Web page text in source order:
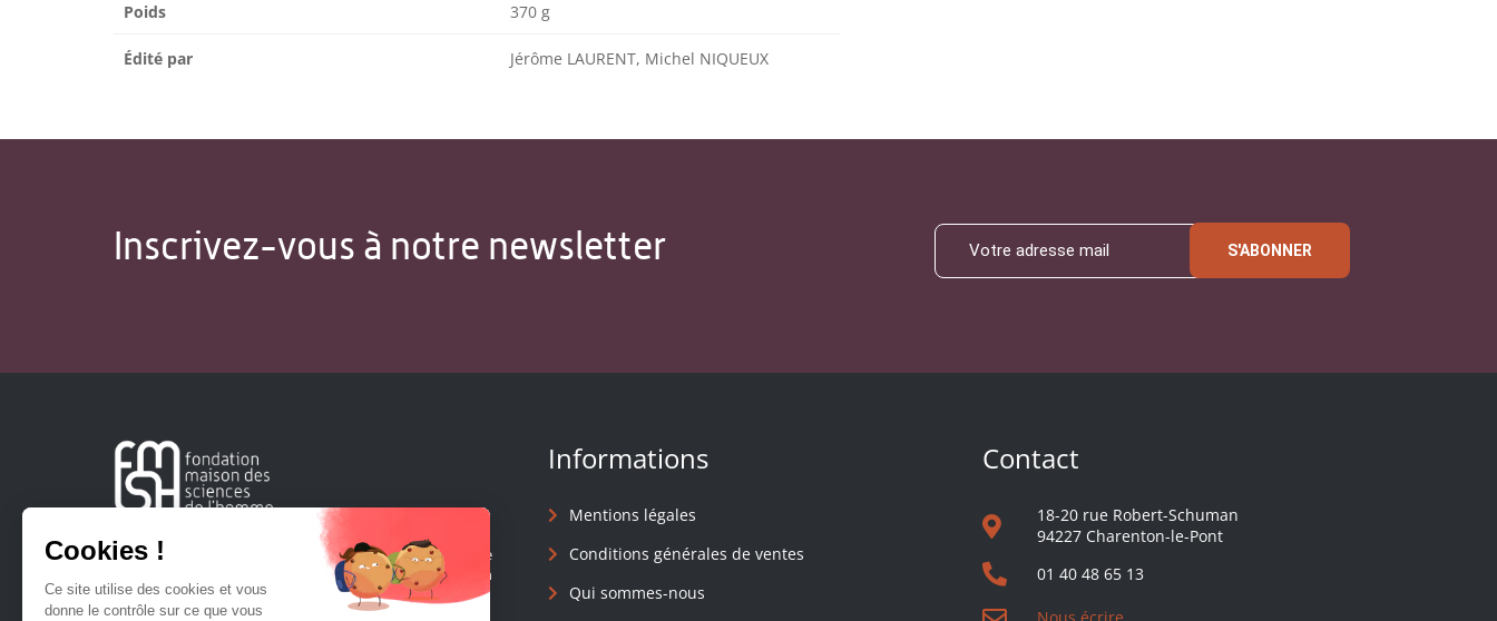
Poids 370 g
Édité par Jérôme LAURENT, Michel NIQUEUX
Inscrivez-vous à notre newsletter S'ABONNER
Créée en 1963, la Fondation Maison Sciences de l'Homme
soutient la recherche et la diffusion des connaissances en
sciences humaines et sociales.
Informations
Mentions légales
Conditions générales de ventes
Qui sommes-nous
Contact
18-20 rue Robert-Schuman
94227 Charenton-le-Pont
01 40 48 65 13